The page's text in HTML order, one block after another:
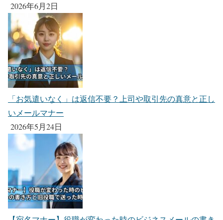
2026年6月2日
「お気遣いなく」は返信不要？上司や取引先の真意と正し
いメールマナー
2026年5月24日